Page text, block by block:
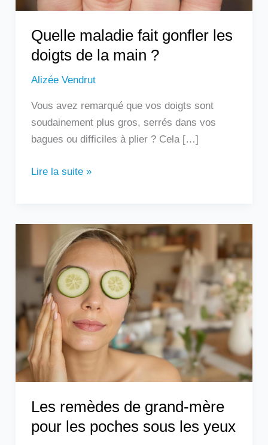
Quelle maladie fait gonfler les
doigts de la main ?
Alizée Vendrut
Vous avez remarqué que vos doigts sont
soudainement plus gros, serrés dans vos
bagues ou difficiles à plier ? Cela […]
?
Lire la suite »
Les remèdes de grand-mère
pour les poches sous les yeux
remèdes
de
grand-
mère
pour
les
poches
sous
les
yeux